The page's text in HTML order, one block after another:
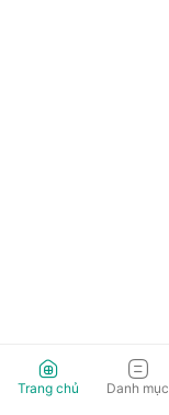
Trang chủ Danh mục